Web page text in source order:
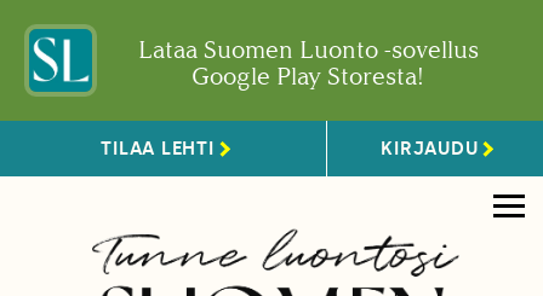
Lataa Suomen Luonto -sovellus
Google Play Storesta!
TILAA LEHTI KIRJAUDU